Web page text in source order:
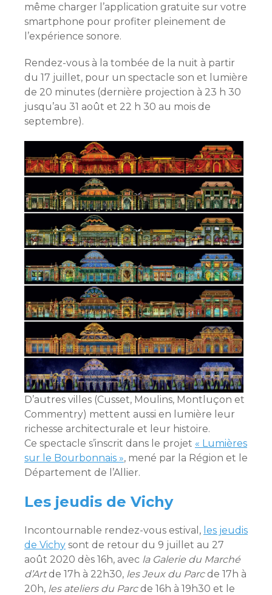
même charger l’application gratuite sur votre
smartphone pour profiter pleinement de
l’expérience sonore.
Rendez-vous à la tombée de la nuit à partir
du 17 juillet, pour un spectacle son et lumière
de 20 minutes (dernière projection à 23 h 30
jusqu’au 31 août et 22 h 30 au mois de
septembre).
D’autres villes (Cusset, Moulins, Montluçon et
Commentry) mettent aussi en lumière leur
richesse architecturale et leur histoire.
Ce spectacle s’inscrit dans le projet « Lumières
sur le Bourbonnais », mené par la Région et le
Département de l’Allier.
Les jeudis de Vichy
Incontournable rendez-vous estival, les jeudis
de Vichy sont de retour du 9 juillet au 27
août 2020 dès 16h, avec la Galerie du Marché
d’Artde 17h à 22h30, les Jeux du Parcde 17h à
20h, les ateliers du Parcde 16h à 19h30 et le